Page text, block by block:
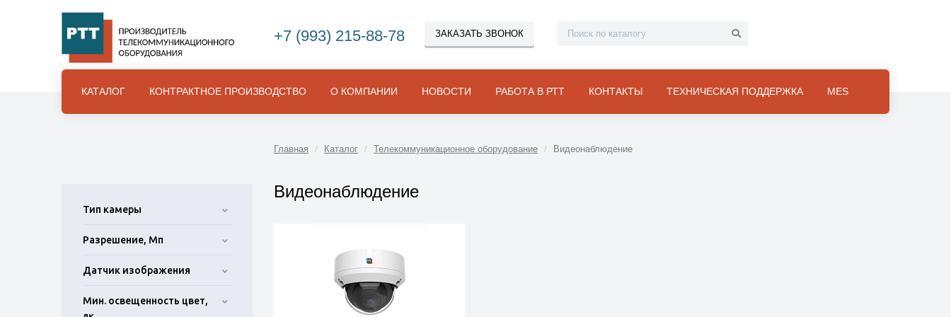
Тип камеры
Разрешение, Мп
Датчик изображения
Мин. освещенность цвет,
Главная Каталог Телекоммуникационное оборудование Видеонаблюдение
Видеонаблюдение
+7 (993) 215-88-78 ЗАКАЗАТЬ ЗВОНОК
КАТАЛОГ КОНТРАКТНОЕ ПРОИЗВОДСТВО О КОМПАНИИ НОВОСТИ РАБОТА В РТТ КОНТАКТЫ ТЕХНИЧЕСКАЯ ПОДДЕРЖКА MES